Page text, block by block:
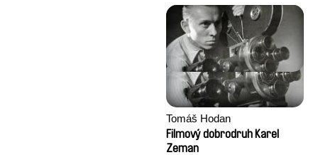
Tomáš Hodan
Filmový dobrodruh Karel
Zeman